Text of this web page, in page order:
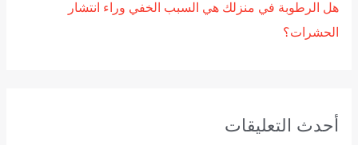
هل الرطوبة في منزلك هي السبب الخفي وراء انتشار
الحشرات؟
أحدث التعليقات